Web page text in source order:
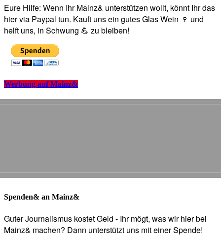
Eure Hilfe: Wenn Ihr Mainz& unterstützen wollt, könnt Ihr das
hier via Paypal tun. Kauft uns ein gutes Glas Wein 🍷 und
helft uns, in Schwung 💪 zu bleiben!
Werbung auf Mainz&
Spenden& an Mainz&
Guter Journalismus kostet Geld - Ihr mögt, was wir hier bei
Mainz& machen? Dann unterstützt uns mit einer Spende!